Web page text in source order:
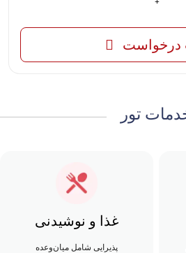
درخواست
تور
غذا و نوشیدنی
پذیرایی شامل میان‌وعده